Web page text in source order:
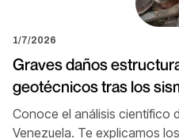
1/7/2026
Graves daños
geotécnicos tras los
Conoce el análisis científico
Venezuela. Te explicamos